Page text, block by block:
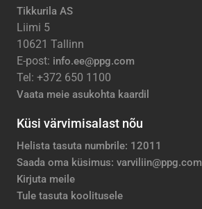
Tikkurila AS
Liimi 5
10621 Tallinn
E-post: info.ee@ppg.com
Tel: +372 650 1100
Vaata meie asukohta kaardil
Küsi värvimisalast nõu
Helista tasuta numbrile: 12011
Saada oma küsimus: varviliin@ppg.com
Kirjuta meile
Tule tasuta koolitusele